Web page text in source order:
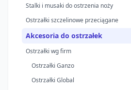
Stalki i musaki do ostrzenia noży
Ostrzałki szczelinowe przeciągane
Akcesoria do ostrzałek
Ostrzałki wg firm
Ostrzałki Ganzo
Ostrzałki Global